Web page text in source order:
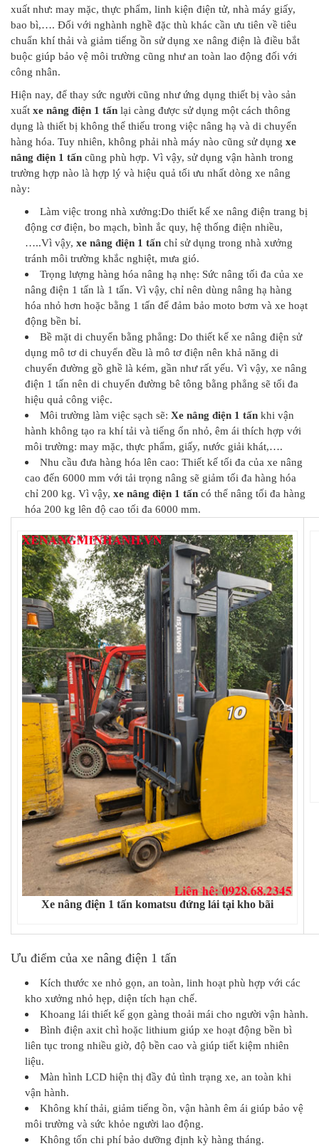
xuất như: may mặc, thực phẩm, linh kiện điện tử, nhà máy giấy,
bao bì,…. Đối với nghành nghề đặc thù khác cần ưu tiên về tiêu
chuẩn khí thải và giảm tiếng ồn sử dụng xe nâng điện là điều bắt
buộc giúp bảo vệ môi trường cũng như an toàn lao động đối với
công nhân.
Hiện nay, để thay sức người cũng như ứng dụng thiết bị vào sản
xuất xe nâng điện 1 tấn lại càng được sử dụng một cách thông
dụng là thiết bị không thể thiếu trong việc nâng hạ và di chuyển
hàng hóa. Tuy nhiên, không phải nhà máy nào cũng sử dụng xe
nâng điện 1 tấn cũng phù hợp. Vì vậy, sử dụng vận hành trong
trường hợp nào là hợp lý và hiệu quả tối ưu nhất dòng xe nâng
này:
Làm việc trong nhà xưởng:Do thiết kế xe nâng điện trang bị
động cơ điện, bo mạch, bình ắc quy, hệ thống điện nhiều,
…..Vì vậy, xe nâng điện 1 tấn chỉ sử dụng trong nhà xưởng
tránh môi trường khắc nghiệt, mưa gió.
Trọng lượng hàng hóa nâng hạ nhẹ: Sức nâng tối đa của xe
nâng điện 1 tấn là 1 tấn. Vì vậy, chỉ nên dùng nâng hạ hàng
hóa nhỏ hơn hoặc bằng 1 tấn để đảm bảo moto bơm và xe hoạt
động bền bỉ.
Bề mặt di chuyển bằng phẳng: Do thiết kế xe nâng điện sử
dụng mô tơ di chuyển đều là mô tơ điện nên khả năng di
chuyển đường gồ ghề là kém, gần như rất yếu. Vì vậy, xe nâng
điện 1 tấn nên di chuyển đường bê tông bằng phẳng sẽ tối đa
hiệu quả công việc.
Môi trường làm việc sạch sẽ: Xe nâng điện 1 tấn khi vận
hành không tạo ra khí tải và tiếng ổn nhỏ, êm ái thích hợp với
môi trường: may mặc, thực phẩm, giấy, nước giải khát,….
Nhu cầu đưa hàng hóa lên cao: Thiết kế tối đa của xe nâng
cao đến 6000 mm với tải trọng nâng sẽ giảm tối đa hàng hóa
chỉ 200 kg. Vì vậy, xe nâng điện 1 tấn có thể nâng tối đa hàng
hóa 200 kg lên độ cao tối đa 6000 mm.
Xe nâng điện 1 tấn komatsu đứng lái tại kho bãi
Ưu điểm của xe nâng điện 1 tấn
Kích thước xe nhỏ gọn, an toàn, linh hoạt phù hợp với các
kho xưởng nhỏ hẹp, diện tích hạn chế.
Khoang lái thiết kế gọn gàng thoải mái cho người vận hành.
Bình điện axit chì hoặc lithium giúp xe hoạt động bền bì
liên tục trong nhiều giờ, độ bền cao và giúp tiết kiệm nhiên
liệu.
Màn hình LCD hiện thị đầy đủ tình trạng xe, an toàn khi
vận hành.
Không khí thải, giảm tiếng ồn, vận hành êm ái giúp bảo vệ
môi trường và sức khỏe người lao động.
Không tốn chi phí bảo dưỡng định kỳ hàng tháng.